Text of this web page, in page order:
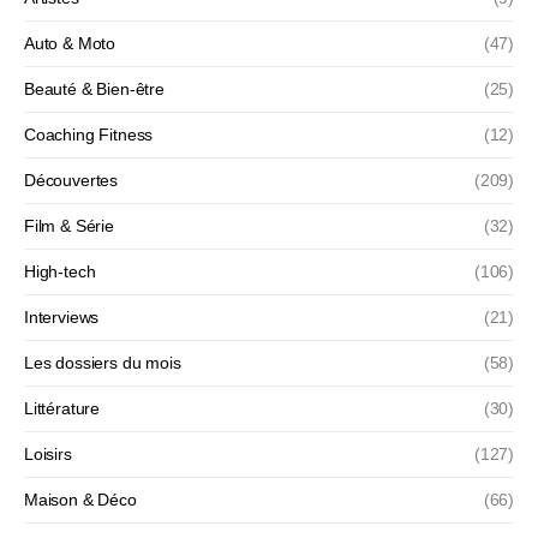
Auto & Moto (47)
Beauté & Bien-être (25)
Coaching Fitness (12)
Découvertes (209)
Film & Série (32)
High-tech (106)
Interviews (21)
Les dossiers du mois (58)
Littérature (30)
Loisirs (127)
Maison & Déco (66)